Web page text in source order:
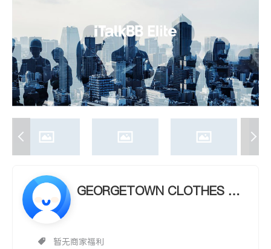
养老 非盈利组织
GEORGETOWN CLOTHES GE
暂无商家福利